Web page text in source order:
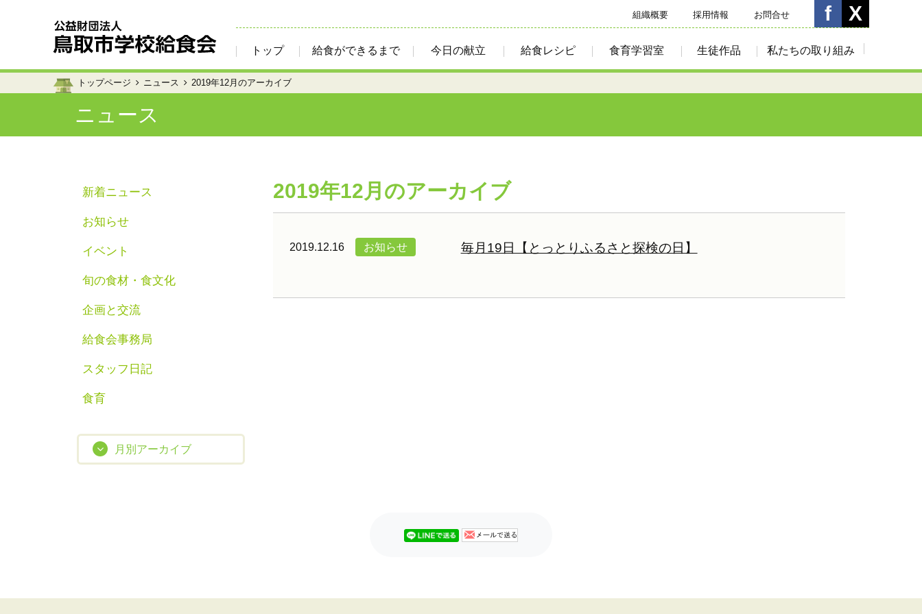
組織概要 採用情報 お問合せ
トップ 給食ができるまで 今日の献立 給食レシピ 食育学習室 生徒作品 私たちの取り組み
トップページ ニュース 2019年12月のアーカイブ
ニュース
2019年12月のアーカイブ
2019.12.16 お知らせ 毎月19日【とっとりふるさと探検の日】
新着ニュース
お知らせ
イベント
旬の食材・食文化
企画と交流
給食会事務局
スタッフ日記
食育
月別アーカイブ